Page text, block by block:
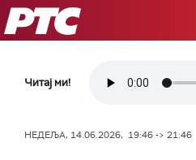
РТС
Читај ми!
НЕДЕЉА, 14.06.2026, 19:46 -> 21:46